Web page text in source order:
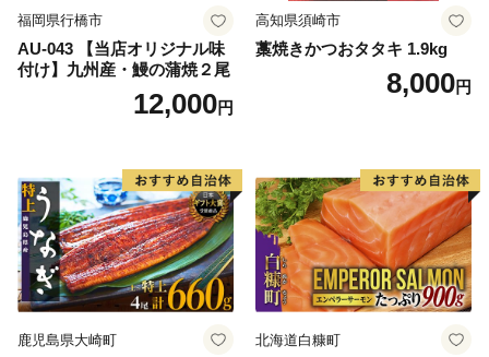
福岡県行橋市
AU-043 【当店オリジナル味
付け】九州産・鰻の蒲焼２尾
12,000円
高知県須崎市
藁焼きかつおタタキ 1.9kg
8,000円
鹿児島県大崎町 北海道白糠町